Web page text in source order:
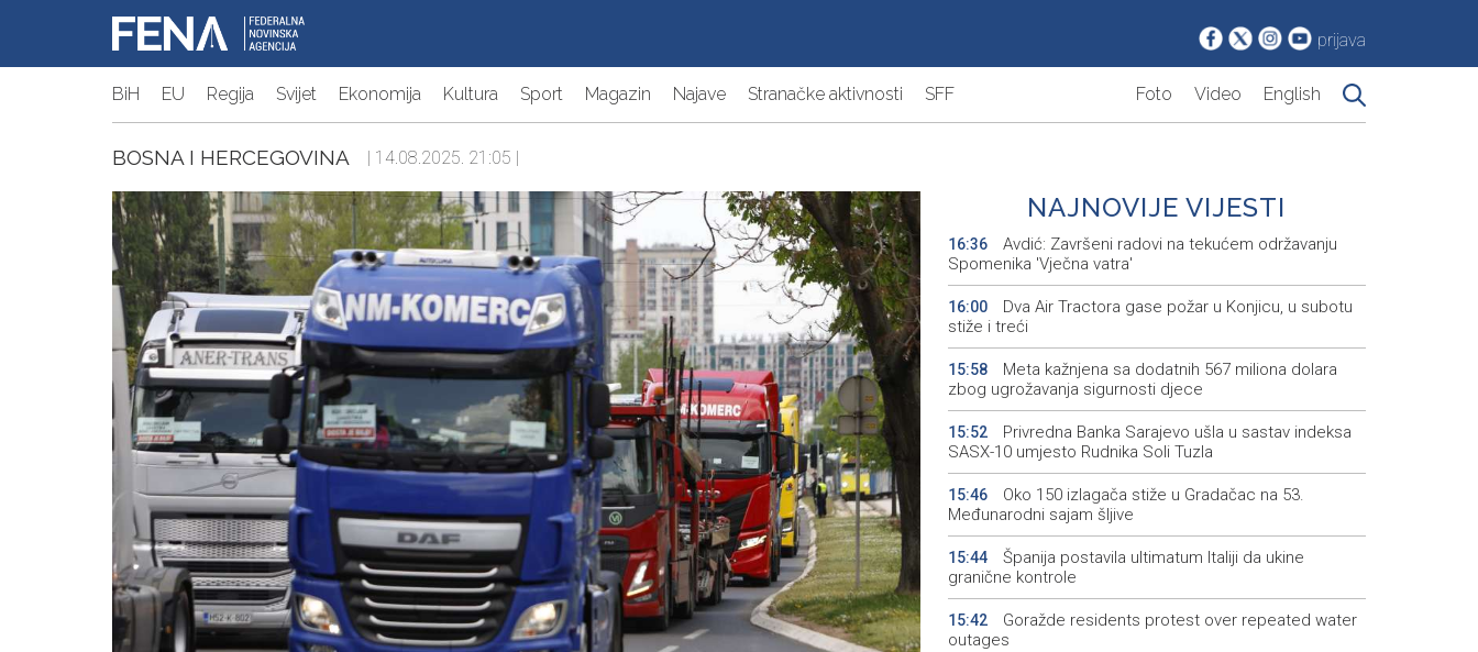
prijava
BiH EU Regija Svijet Ekonomija Kultura Sport Magazin Najave Stranačke aktivnosti SFF Foto Video English
BOSNA I HERCEGOVINA | 14.08.2025. 21:05 |
NAJNOVIJE VIJESTI
16:36
Avdić: Završeni radovi na tekućem održavanju
Spomenika 'Vječna vatra'
16:00
Dva Air Tractora gase požar u Konjicu, u subotu
stiže i treći
15:58
Meta kažnjena sa dodatnih 567 miliona dolara
zbog ugrožavanja sigurnosti djece
15:52
Privredna Banka Sarajevo ušla u sastav indeksa
SASX-10 umjesto Rudnika Soli Tuzla
15:46
Oko 150 izlagača stiže u Gradačac na 53.
Međunarodni sajam šljive
15:44
Španija postavila ultimatum Italiji da ukine
granične kontrole
15:42
Goražde residents protest over repeated water
outages